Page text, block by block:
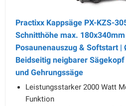
Practixx Kappsäge PX-KZS-
Schnitthöhe max.
Posaunenauszug & Softstart |
Beidseitig neigbarer Sägekopf
und Gehrungssäge
Leistungsstarker 2000 Watt
Funktion